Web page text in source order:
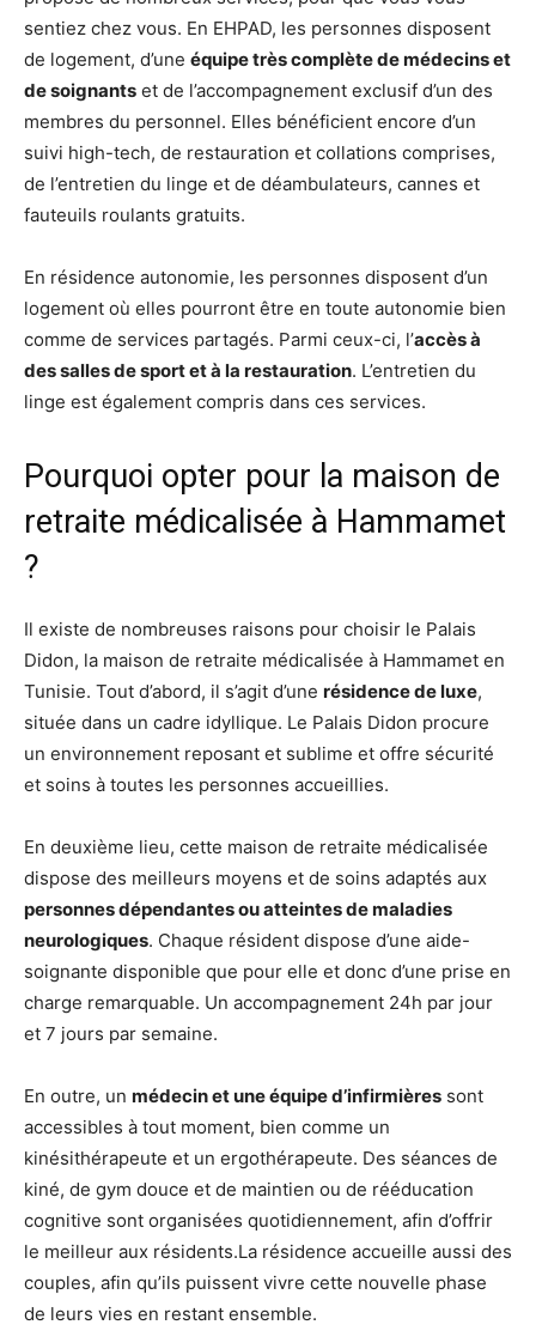
sentiez chez vous. En EHPAD, les personnes disposent
de logement, d’une équipe très complète de médecins et
de soignants et de l’accompagnement exclusif d’un des
membres du personnel. Elles bénéficient encore d’un
suivi high-tech, de restauration et collations comprises,
de l’entretien du linge et de déambulateurs, cannes et
fauteuils roulants gratuits.
En résidence autonomie, les personnes disposent d’un
logement où elles pourront être en toute autonomie bien
comme de services partagés. Parmi ceux-ci, l’accès à
des salles de sport et à la restauration. L’entretien du
linge est également compris dans ces services.
Pourquoi opter pour la maison de
retraite médicalisée à Hammamet
?
Il existe de nombreuses raisons pour choisir le Palais
Didon, la maison de retraite médicalisée à Hammamet en
Tunisie. Tout d’abord, il s’agit d’une résidence de luxe,
située dans un cadre idyllique. Le Palais Didon procure
un environnement reposant et sublime et offre sécurité
et soins à toutes les personnes accueillies.
En deuxième lieu, cette maison de retraite médicalisée
dispose des meilleurs moyens et de soins adaptés aux
personnes dépendantes ou atteintes de maladies
neurologiques. Chaque résident dispose d’une aide-
soignante disponible que pour elle et donc d’une prise en
charge remarquable. Un accompagnement 24h par jour
et 7 jours par semaine.
En outre, un médecin et une équipe d’infirmières sont
accessibles à tout moment, bien comme un
kinésithérapeute et un ergothérapeute. Des séances de
kiné, de gym douce et de maintien ou de rééducation
cognitive sont organisées quotidiennement, afin d’offrir
le meilleur aux résidents.La résidence accueille aussi des
couples, afin qu’ils puissent vivre cette nouvelle phase
de leurs vies en restant ensemble.